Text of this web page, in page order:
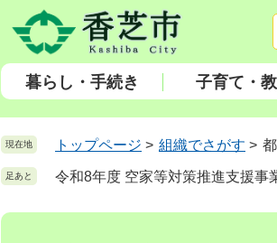
暮らし・手続き 子育て・
現在地 トップページ > 組織でさがす >
足あと 令和8年度 空家等対策推進支援事
本